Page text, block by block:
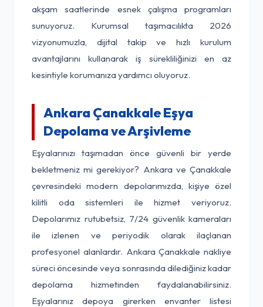
akşam saatlerinde esnek çalışma programları
sunuyoruz. Kurumsal taşımacılıkta 2026
vizyonumuzla, dijital takip ve hızlı kurulum
avantajlarını kullanarak iş sürekliliğinizi en az
kesintiyle korumanıza yardımcı oluyoruz.
Ankara Çanakkale Eşya
Depolama ve Arşivleme
Eşyalarınızı taşımadan önce güvenli bir yerde
bekletmeniz mi gerekiyor? Ankara ve Çanakkale
çevresindeki modern depolarımızda, kişiye özel
kilitli oda sistemleri ile hizmet veriyoruz.
Depolarımız rutubetsiz, 7/24 güvenlik kameraları
ile izlenen ve periyodik olarak ilaçlanan
profesyonel alanlardır. Ankara Çanakkale nakliye
süreci öncesinde veya sonrasında dilediğiniz kadar
depolama hizmetinden faydalanabilirsiniz.
Eşyalarınız depoya girerken envanter listesi